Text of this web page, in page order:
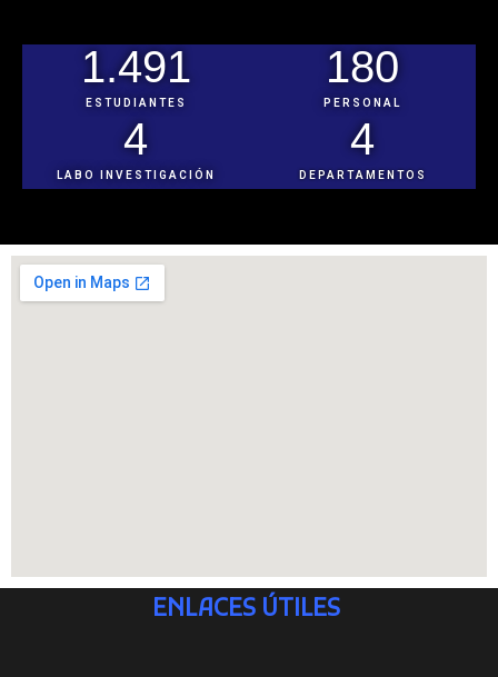
1.491
ESTUDIANTES
180
PERSONAL
4
LABO INVESTIGACIÓN
4
DEPARTAMENTOS
ENLACES ÚTILES